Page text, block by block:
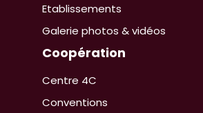
Etablissements
Galerie photos & vidéos
Coopération
Centre 4C
Conventions